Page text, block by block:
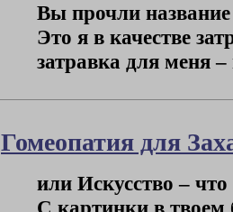
Вы прочли
Это я в качестве
затравка для меня
Гомеопатия для
или Искусство –